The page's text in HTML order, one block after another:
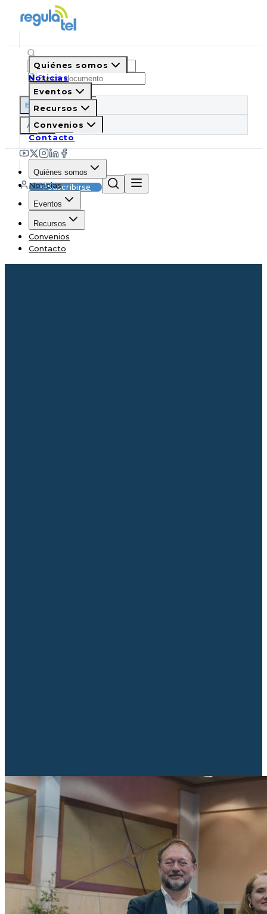
ES IT
A A A
Suscribirse
Quiénes somos
Noticias
Eventos
Recursos
Convenios
Contacto
Quiénes somos
Noticias
Eventos
Recursos
Convenios
Contacto